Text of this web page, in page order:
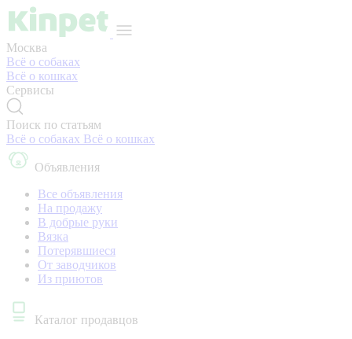
Москва
Всё о собаках
Всё о кошках
Сервисы
Поиск по статьям
Всё о собаках Всё о кошках
Объявления
Все объявления
На продажу
В добрые руки
Вязка
Потерявшиеся
От заводчиков
Из приютов
Каталог продавцов